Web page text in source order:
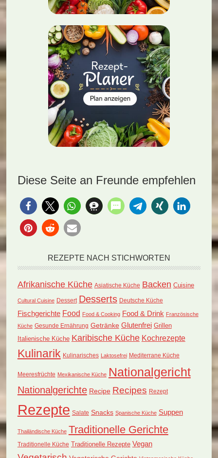
Diese Seite an Freunde empfehlen
REZEPTE NACH STICHWORTEN
Afrikanische Küche Asiatische Küche Backen Cuisine
Cultural Cuisine Dessert Desserts Deutsche Küche
Fischgerichte Food Food & Cooking Food & Drink Französische
Küche Gesunde Ernährung Getränke Glutenfrei Grillen
Italienische Küche Karibische Küche Kochrezepte
Kulinarik Kulinarisches Laktosefrei Mediterrane Küche
Meeresfrüchte Mexikanische Küche Nationalgericht
Nationalgerichte Recipe Recipes Rezept
Rezepte Salate Snacks Spanische Küche Suppen
Thailändische Küche Traditionelle Gerichte
Traditionelle Küche Traditionelle Rezepte Vegan